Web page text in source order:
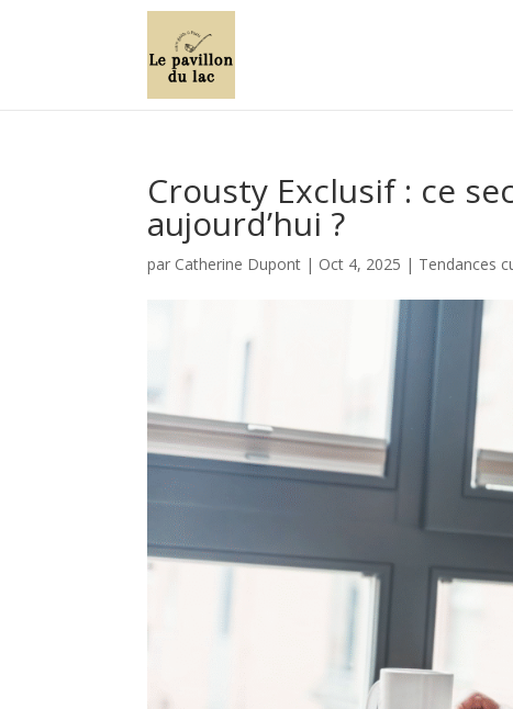
Crousty Exclusif : ce
aujourd’hui ?
par Catherine Dupont | Oct 4, 2025 | Tendances